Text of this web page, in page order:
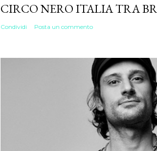
CIRCO NERO ITALIA TRA
Condividi Posta un commento